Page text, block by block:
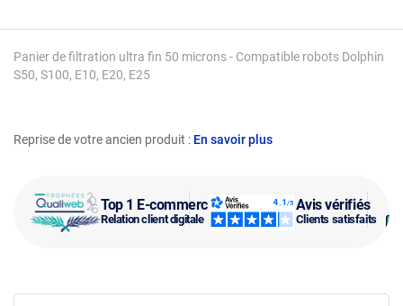
Top 1 E-commerce
Relation client digitale
Avis vérifiés
Clients satisfaits
Reprise de votre ancien produit : En savoir plus
Panier de filtration ultra fin 50 microns - Compatible robots Dolphin
S50, S100, E10, E20, E25